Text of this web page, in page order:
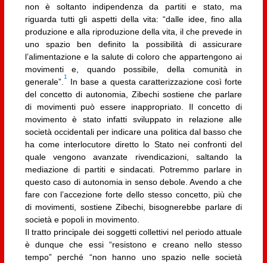
non è soltanto indipendenza da partiti e stato, ma
riguarda tutti gli aspetti della vita: “dalle idee, fino alla
produzione e alla riproduzione della vita, il che prevede in
uno spazio ben definito la possibilità di assicurare
l’alimentazione e la salute di coloro che appartengono ai
movimenti e, quando possibile, della comunità in
generale”.
1
In base a questa caratterizzazione così forte
del concetto di autonomia, Zibechi sostiene che parlare
di movimenti può essere inappropriato. Il concetto di
movimento è stato infatti sviluppato in relazione alle
società occidentali per indicare una politica dal basso che
ha come interlocutore diretto lo Stato nei confronti del
quale vengono avanzate rivendicazioni, saltando la
mediazione di partiti e sindacati. Potremmo parlare in
questo caso di autonomia in senso debole. Avendo a che
fare con l’accezione forte dello stesso concetto, più che
di movimenti, sostiene Zibechi, bisognerebbe parlare di
società e popoli in movimento.
Il tratto principale dei soggetti collettivi nel periodo attuale
è dunque che essi “resistono e creano nello stesso
tempo” perché “non hanno uno spazio nelle società